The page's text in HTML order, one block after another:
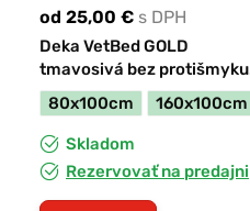
od 25,00 € s DPH
Deka VetBed GOLD
tmavosivá bez protišmyku
antimikrobiálny povrch s
obsahom striebra
80x100cm 160x100cm
Skladom
Rezervovať na predajni